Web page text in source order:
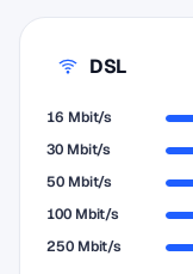
DSL
16 Mbit/s
30 Mbit/s
50 Mbit/s
100 Mbit/s
250 Mbit/s